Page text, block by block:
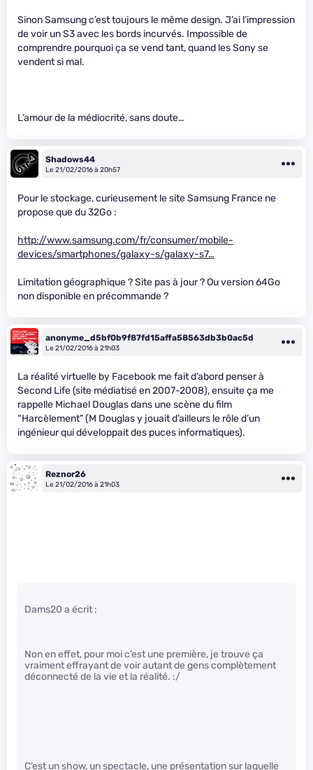
Sinon Samsung c’est toujours le même design. J’ai l’impression
de voir un S3 avec les bords incurvés. Impossible de
comprendre pourquoi ça se vend tant, quand les Sony se
vendent si mal.
L’amour de la médiocrité, sans doute…
Shadows44
Le 21/02/2016 à 20h57
Pour le stockage, curieusement le site Samsung France ne
propose que du 32Go :
http://www.samsung.com/fr/consumer/mobile-
devices/smartphones/galaxy-s/galaxy-s7…
Limitation géographique ? Site pas à jour ? Ou version 64Go
non disponible en précommande ?
anonyme_d5bf0b9f87fd15affa58563db3b0ac5d
Le 21/02/2016 à 21h03
La réalité virtuelle by Facebook me fait d’abord penser à
Second Life (site médiatisé en 2007-2008), ensuite ça me
rappelle Michael Douglas dans une scène du film
“Harcèlement” (M Douglas y jouait d’ailleurs le rôle d’un
ingénieur qui développait des puces informatiques).
Reznor26
Le 21/02/2016 à 21h03
Dams20 a écrit :
Non en effet, pour moi c’est une première, je trouve ça
vraiment effrayant de voir autant de gens complètement
déconnecté de la vie et la réalité. :/
C’est un show, un spectacle, une présentation sur laquelle